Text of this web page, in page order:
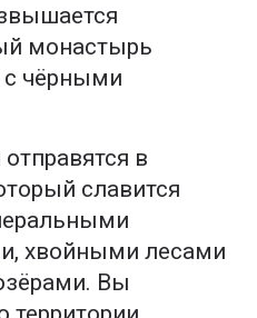
монастырь
с чёрными
в
славится
хвойными лесами
Вы